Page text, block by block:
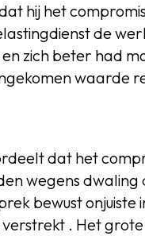
hij het
de
zich beter had
waarde
dat het
wegens
bewust
. Het